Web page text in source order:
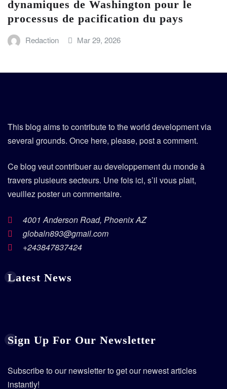
dynamiques de Washington pour le
processus de pacification du pays
Redaction Mar 29, 2026
This blog aims to contribute to the world development via
several grounds. Once here, please, post a comment.
Ce blog veut contribuer au developpement du monde à
travers plusieurs secteurs. Une fois ici, s’il vous plait,
veuillez poster un commentaire.
4001 Anderson Road, Phoenix AZ
globaln893@gmail.com
+243847837424
Latest News
Sign Up For Our Newsletter
Subscribe to our newsletter to get our newest articles
instantly!